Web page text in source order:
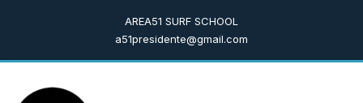
AREA51 SURF SCHOOL
a51presidente@gmail.com